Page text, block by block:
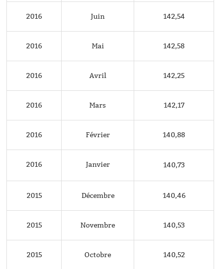
2016 Juin 142,54
2016 Mai 142,58
2016 Avril 142,25
2016 Mars 142,17
2016 Février 140,88
2016 Janvier 140,73
2015 Décembre 140,46
2015 Novembre 140,53
2015 Octobre 140,52